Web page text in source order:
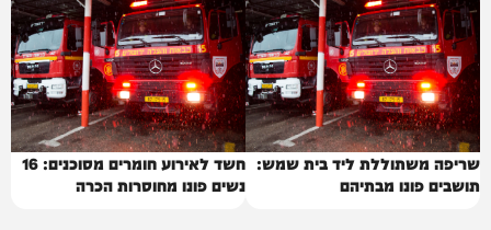
שריפה משתוללת ליד בית שמש:
תושבים פונו מבתיהם
חשד לאירוע חומרים מסוכנים: 16
נשים פונו מחוסרות הכרה